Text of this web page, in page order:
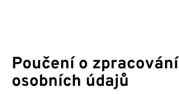
Poučení o zpracování
osobních údajů